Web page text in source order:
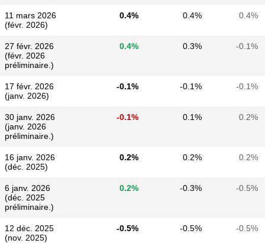
11 mars 2026
(févr. 2026)
0.4% 0.4% 0.4%
27 févr. 2026
(févr. 2026
préliminaire.)
0.4% 0.3% -0.1%
17 févr. 2026
(janv. 2026)
-0.1% -0.1% -0.1%
30 janv. 2026
(janv. 2026
préliminaire.)
-0.1% 0.1% 0.2%
16 janv. 2026
(déc. 2025)
0.2% 0.2% 0.2%
6 janv. 2026
(déc. 2025
préliminaire.)
0.2% -0.3% -0.5%
12 déc. 2025
(nov. 2025)
-0.5% -0.5% -0.5%